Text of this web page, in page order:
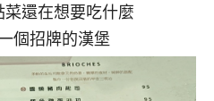
還在想要吃什麼
個招牌的漢堡